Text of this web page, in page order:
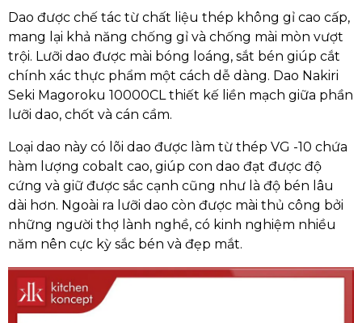
Dao được chế tác từ chất liệu thép không gỉ cao cấp,
mang lại khả năng chống gỉ và chống mài mòn vượt
trội. Lưỡi dao được mài bóng loáng, sắt bén giúp cắt
chính xác thực phẩm một cách dễ dàng. Dao Nakiri
Seki Magoroku 10000CL thiết kế liền mạch giữa phần
lưỡi dao, chốt và cán cầm.
Loại dao này có lõi dao được làm từ thép VG -10 chứa
hàm lượng cobalt cao, giúp con dao đạt được độ
cứng và giữ được sắc cạnh cũng như là độ bén lâu
dài hơn. Ngoài ra lưỡi dao còn được mài thủ công bởi
những người thợ lành nghề, có kinh nghiệm nhiều
năm nên cực kỳ sắc bén và đẹp mắt.